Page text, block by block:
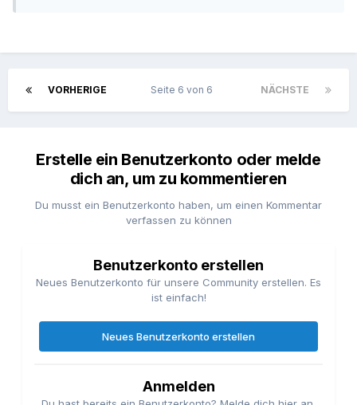
VORHERIGE NÄCHSTE
Seite 6 von 6
Erstelle ein Benutzerkonto oder melde
dich an, um zu kommentieren
Du musst ein Benutzerkonto haben, um einen Kommentar
verfassen zu können
Benutzerkonto erstellen
Neues Benutzerkonto für unsere Community erstellen. Es
ist einfach!
Neues Benutzerkonto erstellen
Anmelden